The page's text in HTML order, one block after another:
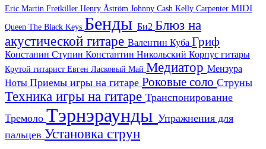
Eric Martin Fretkiller Henry Åström Johnny Cash Kelly Carpenter MIDI
Queen The Black Keys Бенды Би2 Блюз на
акустической гитаре Валентин Куба Гриф
Констанин Ступин Константин Никольский Корпус гитары
Крутой гитарист Евген Ласковый Май Медиатор Мензура
Ноты Приемы игры на гитаре Роковые соло Струны
Техника игры на гитаре Транспонирование
Тремоло Тэрнэраунды Упражнения для
пальцев Установка струн